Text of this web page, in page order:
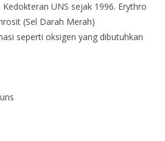
UNS sejak 1996. Erythro
(Sel Darah Merah)
seperti oksigen yang dibutuhkan